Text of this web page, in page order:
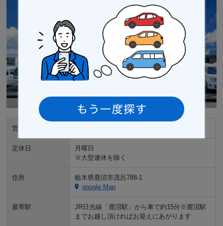
営業時間
定休日
月曜日
※大型連休を除く
住所
栃木県鹿沼市茂呂788-1
google Map
最寄駅
JR日光線「鹿沼駅」から車で約15分※鹿沼駅
までお越し頂ければお迎えにあがります